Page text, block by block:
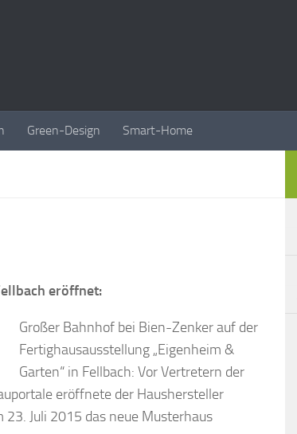
Green-Design Smart-Home
eröffnet:
Großer Bahnhof bei Bien-Zenker auf der
Fertighausausstellung „Eigenheim &
Garten“ in Fellbach: Vor Vertretern der
eröffnete der Haushersteller
Juli 2015 das neue Musterhaus